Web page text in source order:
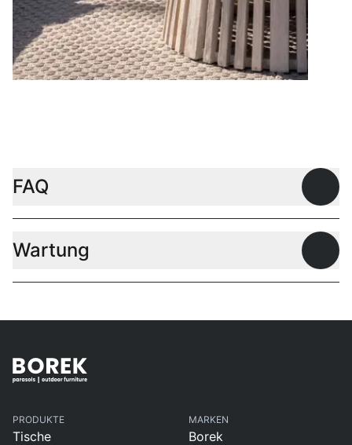
FAQ
Wartung
PRODUKTE
Tische
MARKEN
Borek